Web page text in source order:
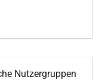
Nutzergruppen